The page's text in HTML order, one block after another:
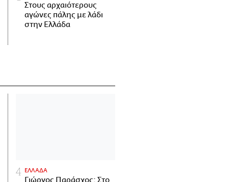
Στους αρχαιότερους
αγώνες πάλης με λάδι
στην Ελλάδα
ΕΛΛΑΔΑ
Γιώργος Παράσχος: Στο